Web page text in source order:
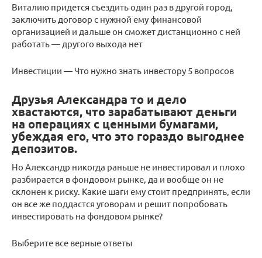
Виталию придется съездить один раз в другой город,
заключить договор с нужной ему финансовой
организацией и дальше он сможет дистанционно с ней
работать — другого выхода нет
Инвестиции — Что нужно знать инвестору 5 вопросов
Друзья Александра то и дело
хвастаются, что зарабатывают деньги
на операциях с ценными бумагами,
убеждая его, что это гораздо выгоднее
депозитов.
Но Александр никогда раньше не инвестировал и плохо
разбирается в фондовом рынке, да и вообще он не
склонен к риску. Какие шаги ему стоит предпринять, если
он все же поддастся уговорам и решит попробовать
инвестировать на фондовом рынке?
Выберите все верные ответы